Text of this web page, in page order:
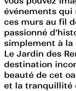
événements qui
ces murs au fil
passionné
simplement à la
Le Jardin des
destination
beauté de cet
et la tranquillité